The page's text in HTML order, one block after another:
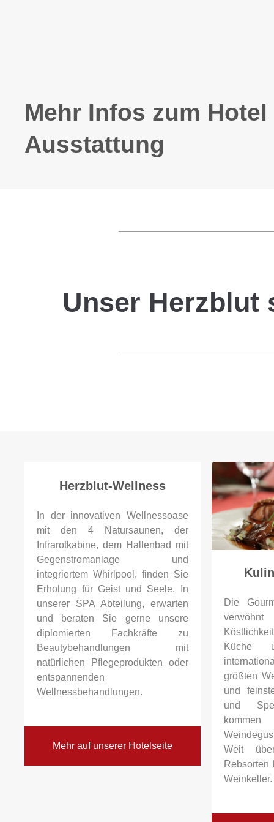
Mehr Infos zum
Ausstattung
Unser Herzblut
Herzblut-Wellness
In der innovativen Wellnessoase
mit den 4 Natursaunen, der
Infrarotkabine, dem Hallenbad mit
Gegenstromanlage und
integriertem Whirlpool, finden Sie
Erholung für Geist und Seele. In
unserer SPA Abteilung, erwarten
und beraten Sie gerne unsere
diplomierten Fachkräfte zu
Beautybehandlungen mit
natürlichen Pflegeprodukten oder
entspannenden
Wellnessbehandlungen.
Mehr auf unserer Hotelseite
Die
Küche
größten
und
und
Weit
Weinkeller.